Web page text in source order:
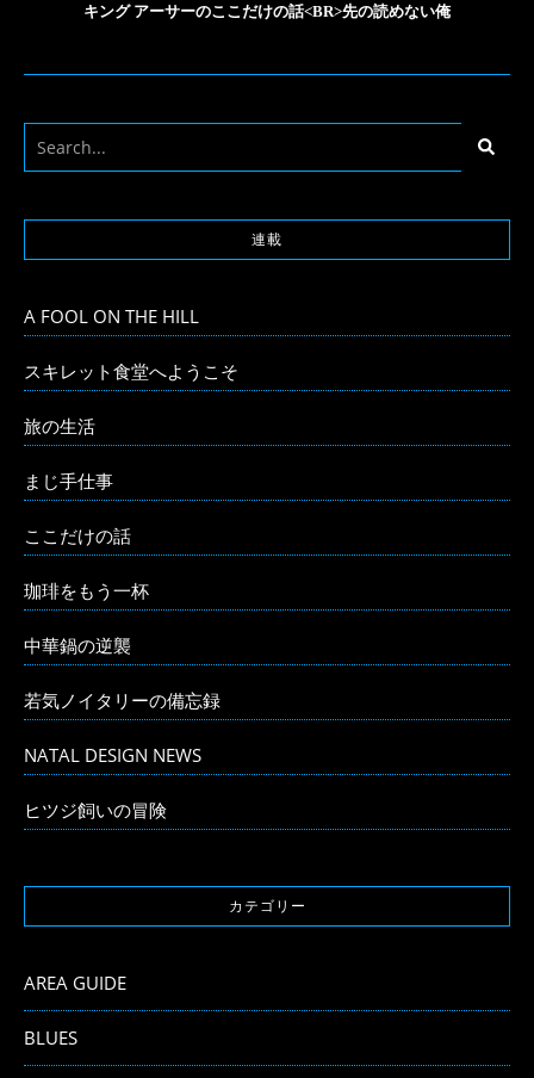
キング アーサーのここだけの話<BR>先の読めない俺
連載
A FOOL ON THE HILL
スキレット食堂へようこそ
旅の生活
まじ手仕事
ここだけの話
珈琲をもう一杯
中華鍋の逆襲
若気ノイタリーの備忘録
NATAL DESIGN NEWS
ヒツジ飼いの冒険
カテゴリー
AREA GUIDE
BLUES